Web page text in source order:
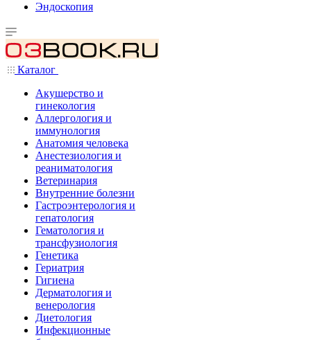
Эндоскопия
Каталог
Акушерство и
гинекология
Аллергология и
иммунология
Анатомия человека
Анестезиология и
реаниматология
Ветеринария
Внутренние болезни
Гастроэнтерология и
гепатология
Гематология и
трансфузиология
Генетика
Гериатрия
Гигиена
Дерматология и
венерология
Диетология
Инфекционные